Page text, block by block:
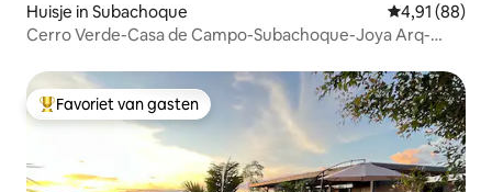
Huisje in Subachoque Gemiddelde
4,91 (88)
Cerro Verde-Casa de Campo-Subachoque-Joya Arq-
Topfavoriet van gasten
Favoriet van gasten